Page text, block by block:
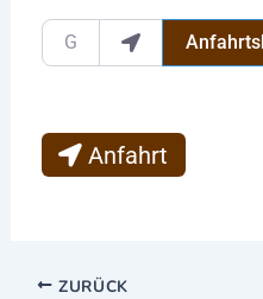
Gib deinen Standort ein.
Anfahrt
ZURÜCK